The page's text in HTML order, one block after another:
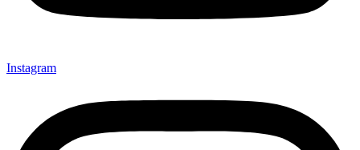
Instagram